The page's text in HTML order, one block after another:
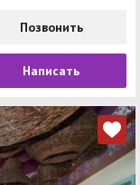
Позвонить
Написать